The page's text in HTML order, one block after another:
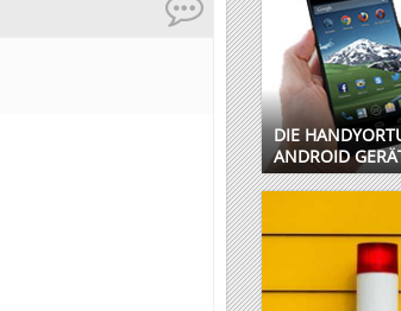
DIE
ANDROID